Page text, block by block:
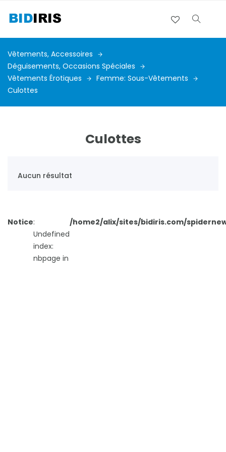
Vêtements, Accessoires
Déguisements, Occasions Spéciales
Vêtements Érotiques
Femme: Sous-Vêtements
Culottes
Culottes
Aucun résultat
Notice:
Undefined
index:
nbpage in
/home2/alix/sites/bidiris.com/